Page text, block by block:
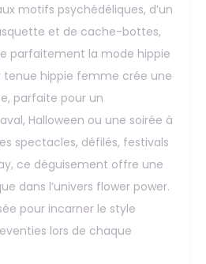
motifs psychédéliques, d’un
et de cache-bottes,
parfaitement la mode hippie
tenue hippie femme crée une
parfaite pour un
Halloween ou une soirée à
spectacles, défilés, festivals
ce déguisement offre une
dans l’univers flower power.
pour incarner le style
lors de chaque